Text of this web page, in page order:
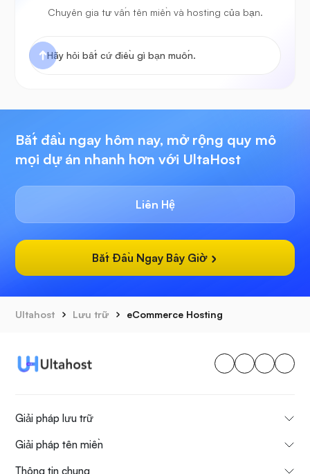
Chuyên gia tư vấn tên miền và hosting của bạn.
Bắt đầu ngay hôm nay, mở rộng quy mô
mọi dự án nhanh hơn với UltaHost
Liên Hệ
Bắt Đầu Ngay Bây Giờ
Ultahost Lưu trữ eCommerce Hosting
Giải pháp lưu trữ
Giải pháp tên miền
Thông tin chung